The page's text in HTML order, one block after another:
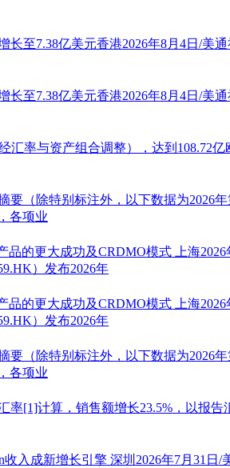
长至7.38亿美元香港2026年8月4日/美
长至7.38亿美元香港2026年8月4日/美
汇率与资产组合调整），达到108.72
要（除特别标注外，以下数据为2026
各项业
品的更大成功及CRDMO模式
上海
）发布2026年
品的更大成功及CRDMO模式
上海
）发布2026年
要（除特别标注外，以下数据为2026
各项业
率[1]计算，销售额增长23.5%，以报
收入成新增长引擎 深圳2026年7月31日/